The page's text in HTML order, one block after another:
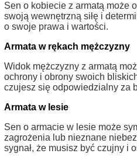
Sen o kobiecie z armatą może
swoją wewnętrzną siłę i
o swoje prawa i wartości.
Armata w rękach mężczyzny
Widok mężczyzny z armatą
ochrony i obrony swoich
czujesz się odpowiedzialny za
Armata w lesie
Sen o armacie w lesie może
zagrożenia lub nieznane
sygnał, że musisz być czujny i